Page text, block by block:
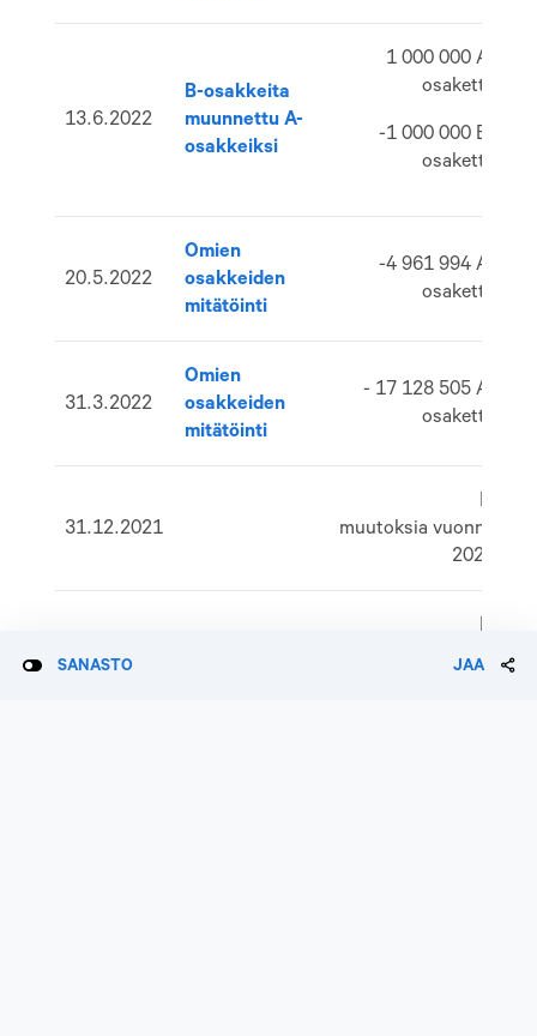
SANASTO JAA
13.6.2022
B-osakkeita
muunnettu A-
osakkeiksi
1 000 000 A-
osaketta
-1 000 000 B-
osaketta
20.5.2022
Omien
osakkeiden
mitätöinti
-4 961 994 A-
osaketta
31.3.2022
Omien
osakkeiden
mitätöinti
- 17 128 505 A-
osaketta
31.12.2021
muutoksia vuonna
2021